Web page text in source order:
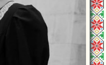
Георги
на този фолклорен